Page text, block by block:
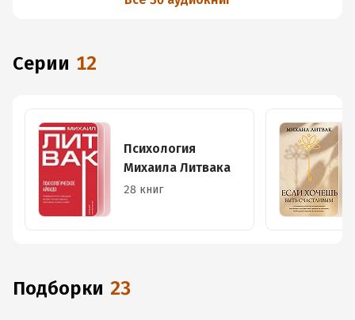
Серии 12
Психология
Михаила Литвака
28 книг
Подборки 23